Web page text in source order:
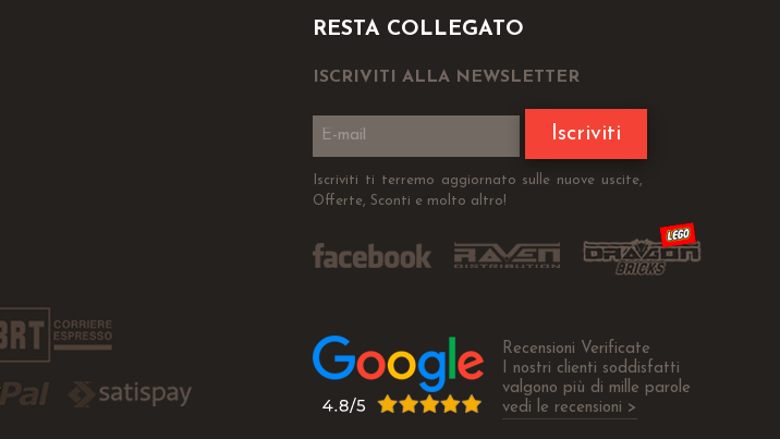
RESTA COLLEGATO
ISCRIVITI ALLA NEWSLETTER
Iscriviti
Iscriviti ti terremo aggiornato sulle nuove uscite,
Offerte, Sconti e molto altro!
Recensioni Verificate
I nostri clienti soddisfatti
valgono più di mille parole
vedi le recensioni >